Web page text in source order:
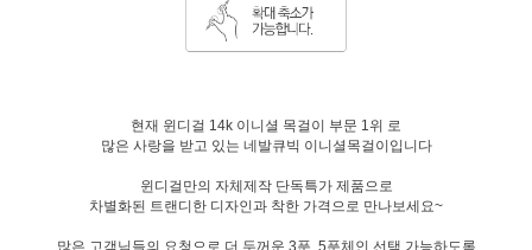
현재 윈디걸 14k 이니셜 목걸이 부문 1위 로
많은 사랑을 받고 있는 네발큐빅 이니셜목걸이입니다
윈디걸만의 자체제작 단독특가 제품으로
차별화된 트랜디한 디자인과 착한 가격으로 만나보세요~
많은 고객님들의 요청으로 더 두꺼운 3푼, 5푼체인 선택 가능하도록